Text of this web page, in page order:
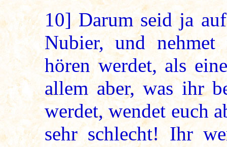
10]Darum seid ja
Nubier, und
hören werdet, als
allem aber, was ihr
werdet, wendet euch
sehr schlecht! Ihr